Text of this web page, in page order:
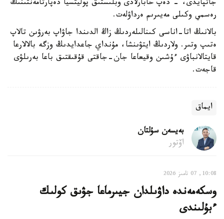
جاتپايدى، - دەپ حابارلادى وبلىستىق پوليتسيا دەپارتامەنتىنىڭ
رەسمي وكىلى مەيىرىم ەرداۋلەت.
بالانىڭ اتا-اناسى كىنالىلەردىڭ زاڭ الدىندا جاۋاپ بەرۋىن تالاپ
ەتىپ وتىر. ولاردىڭ ايتۋىنشا، مۇنداي جاعدايدىڭ وزگە بالالارعا
قايتالانباۋى ءۇشىن وقيعاعا جان-جاقتى قۇقىقتىق باعا بەرىلۋى
قاجەت.
ايماق
بەيسەن سۇلتان
اۆتور
10:08, 07 تامىز 2026
وسكەمەندە داۋىلدان جيىرماعا جۋىق كولىك
ءبۇلىندى